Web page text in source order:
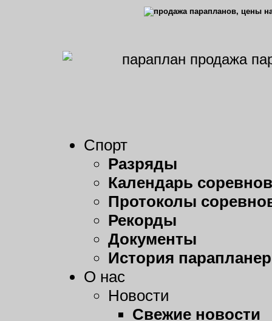
Спорт
Разряды
Календарь
Протоколы
Рекорды
Документы
История
О нас
Новости
Свежие новости